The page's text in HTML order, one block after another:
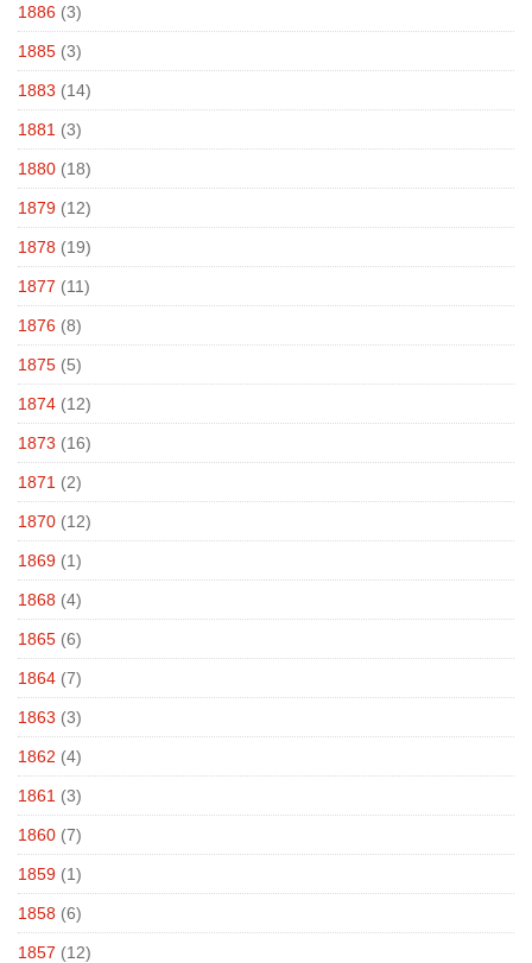
1886 (3)
1885 (3)
1883 (14)
1881 (3)
1880 (18)
1879 (12)
1878 (19)
1877 (11)
1876 (8)
1875 (5)
1874 (12)
1873 (16)
1871 (2)
1870 (12)
1869 (1)
1868 (4)
1865 (6)
1864 (7)
1863 (3)
1862 (4)
1861 (3)
1860 (7)
1859 (1)
1858 (6)
1857 (12)